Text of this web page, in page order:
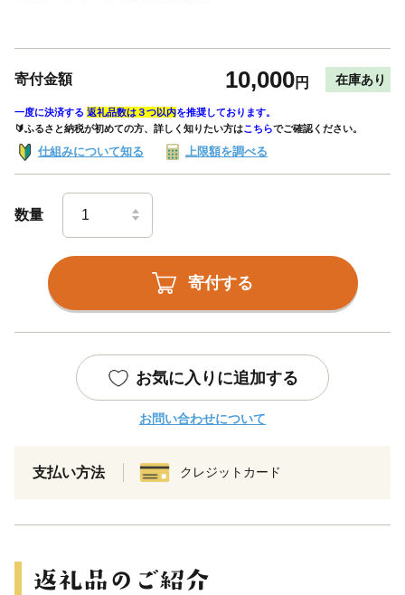
寄付金額 10,000円 在庫あり
一度に決済する 返礼品数は３つ以内を推奨しております。
🔰ふるさと納税が初めての方、詳しく知りたい方はこちらでご確認ください。
仕組みについて知る 上限額を調べる
数量
寄付する
お気に入りに追加する
お問い合わせについて
支払い方法 クレジットカード